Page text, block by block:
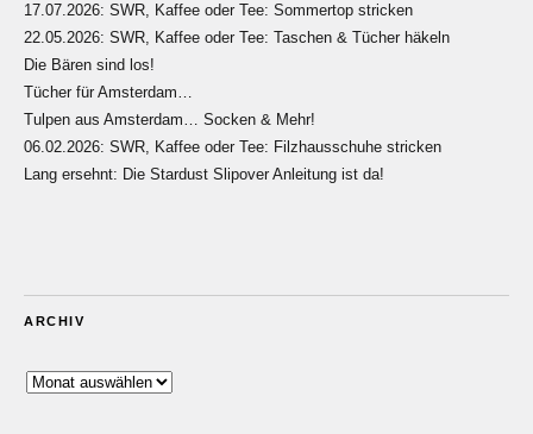
17.07.2026: SWR, Kaffee oder Tee: Sommertop stricken
22.05.2026: SWR, Kaffee oder Tee: Taschen & Tücher häkeln
Die Bären sind los!
Tücher für Amsterdam…
Tulpen aus Amsterdam… Socken & Mehr!
06.02.2026: SWR, Kaffee oder Tee: Filzhausschuhe stricken
Lang ersehnt: Die Stardust Slipover Anleitung ist da!
ARCHIV
Archiv